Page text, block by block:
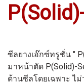
ซีลยางเอ๊กซ์ทรูชั่น "
มาหน้าตัด P(Solid)-
ด้านซีลโดยเฉพาะ ไ